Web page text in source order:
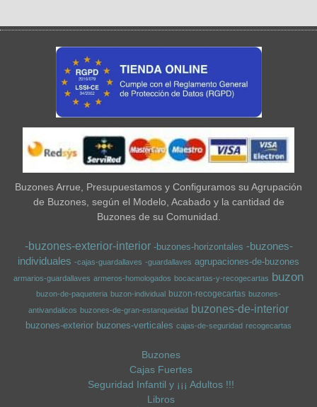
Buzones Arrue, Presupuestamos y Configuramos su Agrupación
de Buzones, según el Modelo, Acabado y la cantidad de
Buzones de su Comunidad.
-buzones-exterior-interior -buzones-horizontales -buzones-
individuales -cajas-guardallaves -guardallaves agrupaciones-de-buzones
armarios-guardallaves armeros-homologados bocacartas-y-recogecartas buzon
buzon-de-paqueteria buzon-individual buzon-recogecartas buzones-
antivandalicos buzones-de-gran-estanqueidad buzones-de-interior
buzones-exterior buzones-verticales cajas-de-seguridad recogecartas
Buzones
Cajas Fuertes
Seguridad Infantil y ¡¡¡ Adultos !!!
Libros